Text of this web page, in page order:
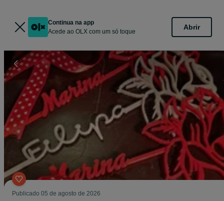
Continua na app
Acede ao OLX com um só toque
Abrir
Publicado 05 de agosto de 2026